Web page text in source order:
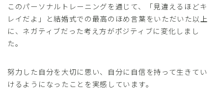
このパーソナルトレーニングを通じて、「見違えるほどキ
レイだよ」と結婚式での最高のほめ言葉をいただいた以上
に、ネガティブだった考え方がポジティブに変化しまし
た。
努力した自分を大切に思い、自分に自信を持って生きてい
けるようになったことを実感しています。